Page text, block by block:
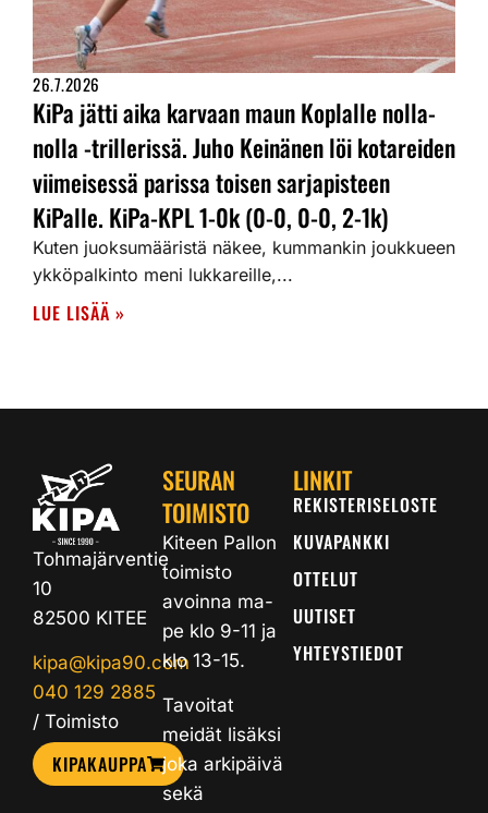
26.7.2026
KiPa jätti aika karvaan maun Koplalle nolla-
nolla -trillerissä. Juho Keinänen löi kotareiden
viimeisessä parissa toisen sarjapisteen
KiPalle. KiPa-KPL 1-0k (0-0, 0-0, 2-1k)
Kuten juoksumääristä näkee, kummankin joukkueen
ykköpalkinto meni lukkareille,...
LUE LISÄÄ »
Tohmajärventie
10
82500 KITEE
kipa@kipa90.com
040 129 2885
/ Toimisto
KIPAKAUPPA
SEURAN
TOIMISTO
Kiteen Pallon
toimisto
avoinna ma-
pe klo 9-11 ja
klo 13-15.
Tavoitat
meidät lisäksi
joka arkipäivä
sekä
LINKIT
REKISTERISELOSTE
KUVAPANKKI
OTTELUT
UUTISET
YHTEYSTIEDOT